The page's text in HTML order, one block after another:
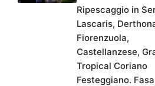
Ripescaggio in
Lascaris,
Fiorenzuola,
Castellanzese,
Tropical Coriano
Festeggiano.